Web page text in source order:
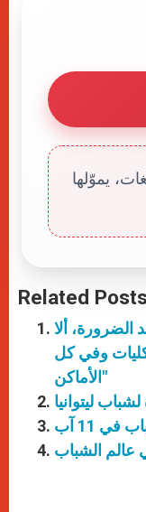
يموّلها
Related
الضرورة، ألا
وفي كل
الأماكن"
ليتوانيا
11 آب
عالم الشباب